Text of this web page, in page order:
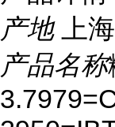
产地
上海
产品名称